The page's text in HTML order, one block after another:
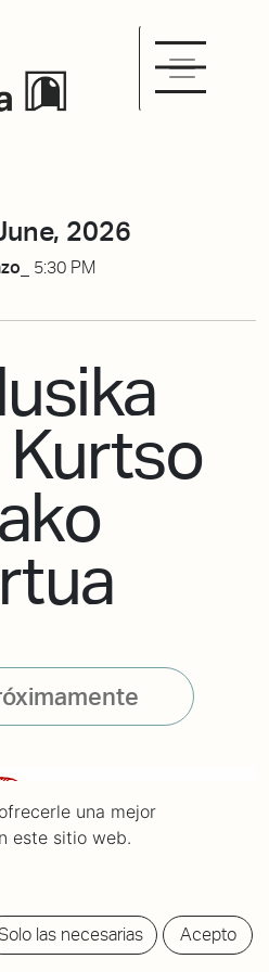
2026
5:30 PM
Kurtso
una mejor
este sitio web.
las necesarias Acepto